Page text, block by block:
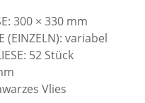
300 × 330 mm
(EINZELN): variabel
52 Stück
Vlies